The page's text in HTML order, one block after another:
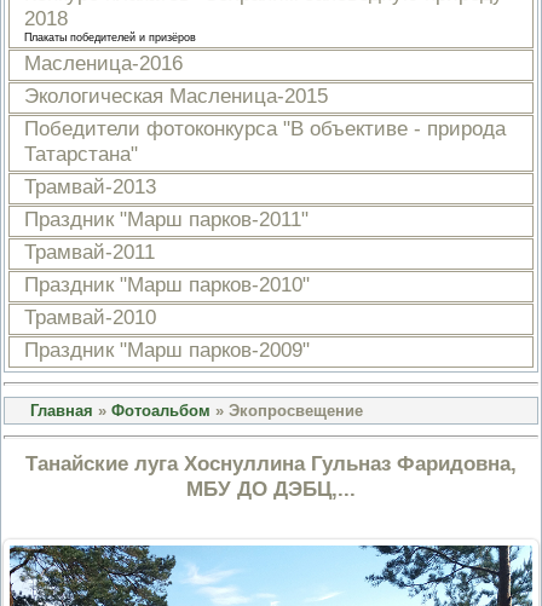
ОСУЩЕСТВЛЕНИИ
ОБЛАСТИ ОХРАНЫ И
ИСПОЛЬЗОВАНИЯ ООПТ
ФЕДЕРАЛЬНОГО ЗНАЧЕНИЯ
РИСКОВ ПРИЧИНЕНИЯ
КОНТРОЛЬНЫХ
СВЕДЕНИЙ, КОТОРЫЕ МОГУТ
ЗАПРАШИВАТЬСЯ
КОНТРОЛИРУЕМОГО ЛИЦА
2018
Плакаты победителей и призёров
Масленица-2016
Экологическая Масленица-2015
Победители фотоконкурса "В объективе - природа
Татарстана"
Трамвай-2013
Праздник "Марш парков-2011"
Трамвай-2011
Праздник "Марш парков-2010"
Трамвай-2010
Праздник "Марш парков-2009"
Главная » Фотоальбом » Экопросвещение
Танайские луга Хоснуллина Гульназ Фаридовна,
МБУ ДО ДЭБЦ,...